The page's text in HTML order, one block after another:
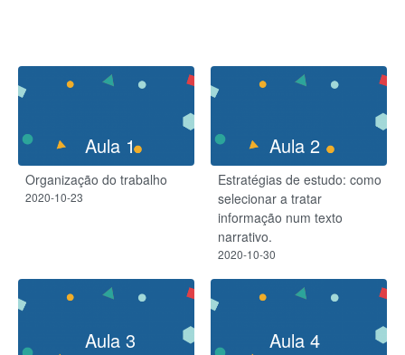
Aula 1
Organização do trabalho
2020-10-23
Aula 2
Estratégias de estudo: como
selecionar a tratar
informação num texto
narrativo.
2020-10-30
Aula 3 Aula 4